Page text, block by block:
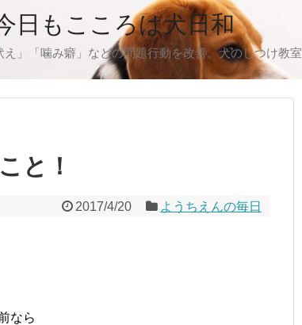
日もこころは犬日和
」「噛み癖」などの問題行動を改善。犬のしつけ教室
と！
2017/4/20 ようちえんの毎日
なら